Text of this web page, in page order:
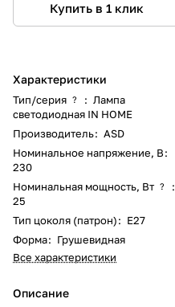
Купить в 1 клик
Характеристики
Тип/серия ? : Лампа
светодиодная IN HOME
Производитель: ASD
Номинальное напряжение, В:
230
Номинальная мощность, Вт ?
:
25
Тип цоколя (патрон): E27
Форма: Грушевидная
Все характеристики
Описание